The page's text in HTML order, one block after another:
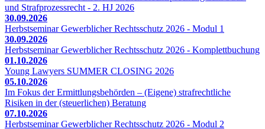
und Strafprozessrecht - 2. HJ 2026
30.09.2026
Herbstseminar Gewerblicher Rechtsschutz 2026 - Modul 1
30.09.2026
Herbstseminar Gewerblicher Rechtsschutz 2026 - Komplettbuchung
01.10.2026
Young Lawyers SUMMER CLOSING 2026
05.10.2026
Im Fokus der Ermittlungsbehörden – (Eigene) strafrechtliche
Risiken in der (steuerlichen) Beratung
07.10.2026
Herbstseminar Gewerblicher Rechtsschutz 2026 - Modul 2